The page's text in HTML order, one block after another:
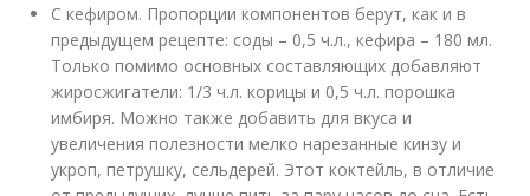
С кефиром. Пропорции компонентов берут, как и в
предыдущем рецепте: соды – 0,5 ч.л., кефира – 180 мл.
Только помимо основных составляющих добавляют
жиросжигатели: 1/3 ч.л. корицы и 0,5 ч.л. порошка
имбиря. Можно также добавить для вкуса и
увеличения полезности мелко нарезанные кинзу и
укроп, петрушку, сельдерей. Этот коктейль, в отличие